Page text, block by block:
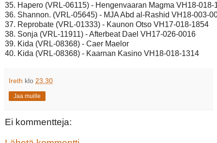
35. Hapero (VRL-06115) - Hengenvaaran Magma VH18-018-
36. Shannon. (VRL-05645) - MJA Abd al-Rashid VH18-003-
37. Reprobate (VRL-01333) - Kaunon Otso VH17-018-1854
38. Sonja (VRL-11911) - Afterbeat Dael VH17-026-0016
39. Kida (VRL-08368) - Caer Maelor
Ireth klo 23.30
Jaa muille
Ei kommentteja: